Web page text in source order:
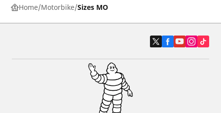
Home Motorbike Sizes MO